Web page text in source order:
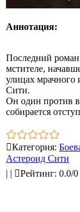
Аннотация:
Последний
мстителе,
улицах мрачного
Сити.
Он один против
собирается
Категория:
Астероид Сити
| | Рейтинг: 0.0/0